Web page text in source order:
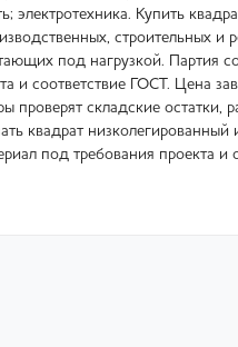
электротехника. Купить
строительных
под нагрузкой. Партия
соответствие ГОСТ. Цена
складские остатки,
квадрат
под требования проекта